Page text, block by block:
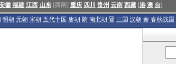
徽 福建 江西 山东[西南] 重庆 四川 贵州 云南 西藏[港 澳 台]
明朝 元朝 宋朝 五代十国 唐朝 隋 南北朝 晋 三国 汉朝 秦 春秋战国